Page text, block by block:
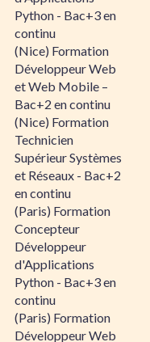
Python - Bac+3 en
continu
(Nice) Formation
Développeur Web
et Web Mobile –
Bac+2 en continu
(Nice) Formation
Technicien
Supérieur Systèmes
et Réseaux - Bac+2
en continu
(Paris) Formation
Concepteur
Développeur
d'Applications
Python - Bac+3 en
continu
(Paris) Formation
Développeur Web